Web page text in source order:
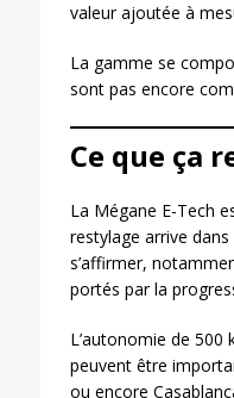
valeur ajoutée à
La gamme se
sont pas encore
Ce que ça
La Mégane E-Tech
restylage arrive
s’affirmer,
portés par la
L’autonomie de
peuvent être
ou encore